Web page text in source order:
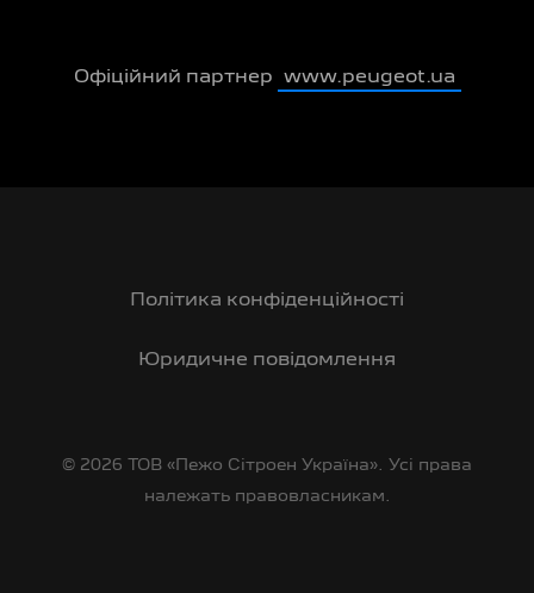
Офіційний партнер www.peugeot.ua
Політика конфіденційності
Юридичне повідомлення
© 2026 ТОВ «Пежо Сітроен Україна». Усі права
належать правовласникам.